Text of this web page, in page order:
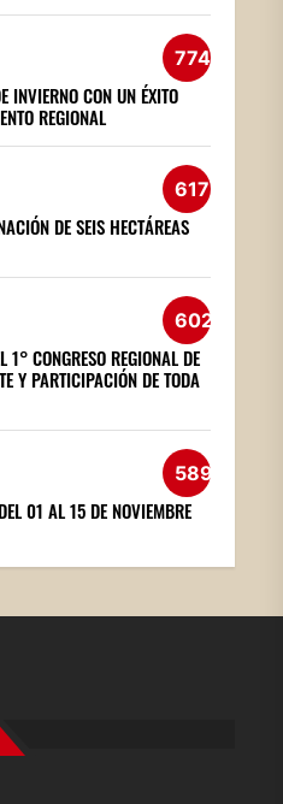
774
INVIERNO CON UN ÉXITO
REGIONAL
617
DE SEIS HECTÁREAS
602
1° CONGRESO REGIONAL DE
Y PARTICIPACIÓN DE TODA
589
01 AL 15 DE NOVIEMBRE